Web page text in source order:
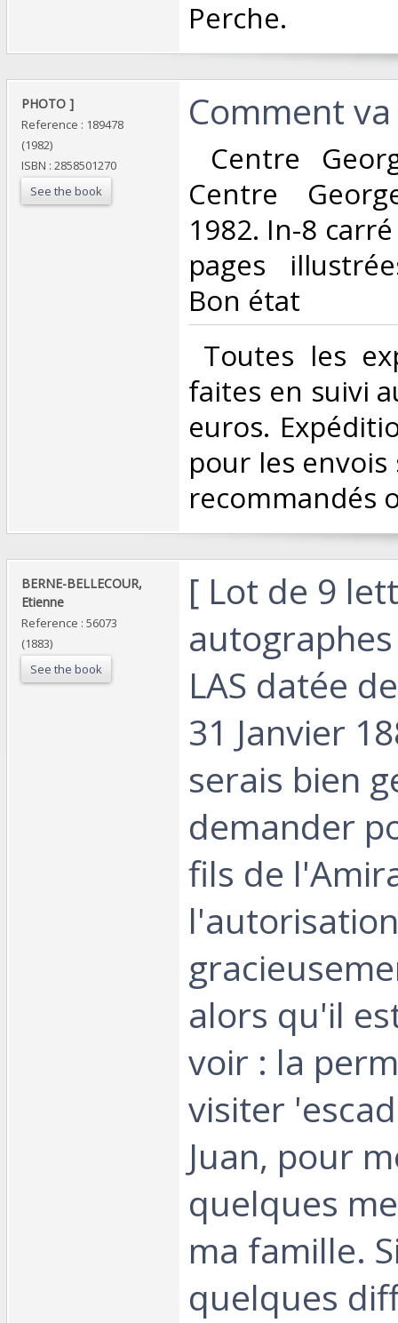
Perche.‎
‎PHOTO ]‎
Reference : 189478
(1982)
ISBN : 2858501270
See the book
‎Comment
Centre
Centre
1982. In-8
pages
Bon état‎
Toutes les
faites en suivi
euros.
pour les envois
recommandés
‎BERNE-BELLECOUR,
Etienne‎
Reference : 56073
(1883)
See the book
‎[ Lot de 9
LAS datée
31 Janvier
serais bien
demander
fils de
alors qu'il
voir : la
visiter
Juan, pour
quelques
ma famille.
quelques